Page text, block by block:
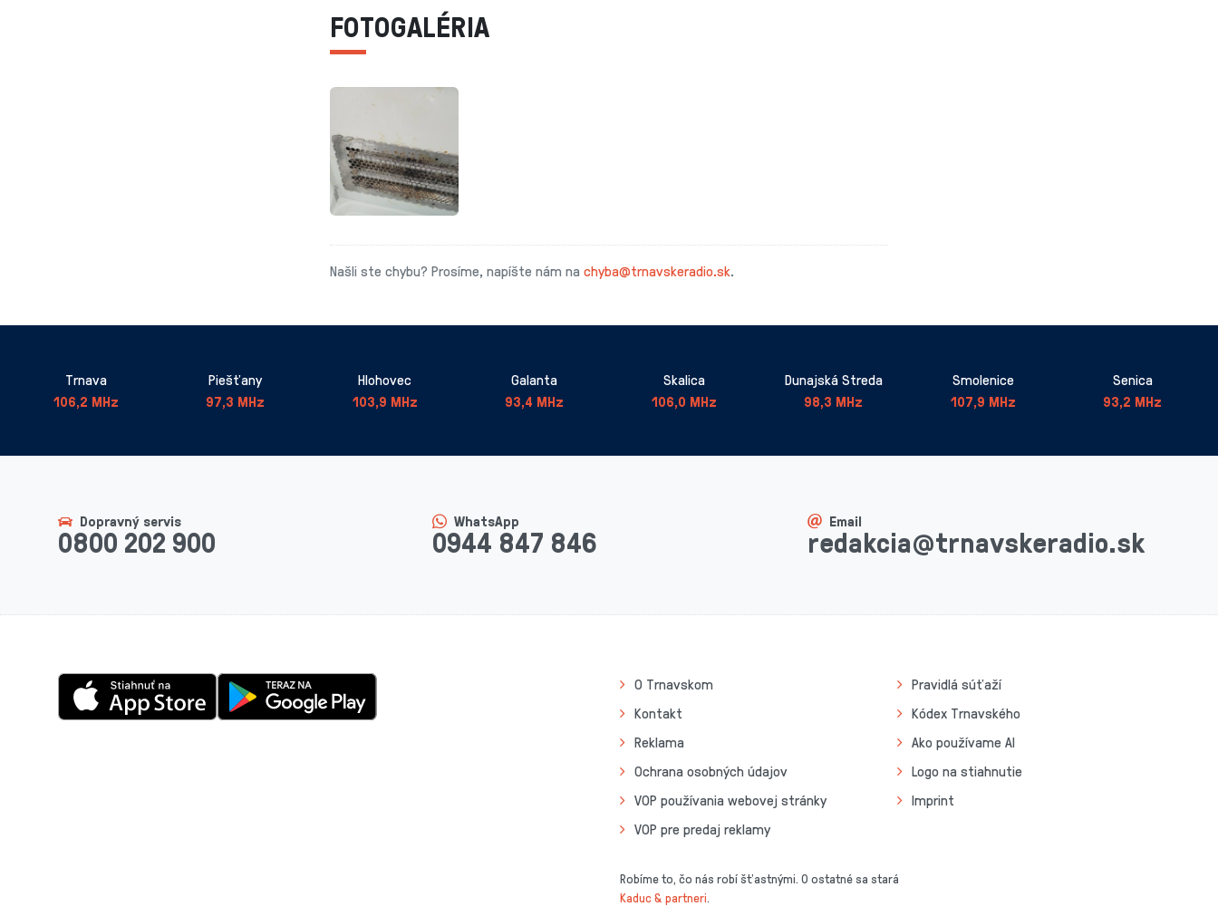
FOTOGALÉRIA
Našli ste chybu? Prosíme, napíšte nám na chyba@trnavskeradio.sk.
Trnava
106,2 MHz
Piešťany
97,3 MHz
Hlohovec
103,9 MHz
Galanta
93,4 MHz
Skalica
106,0 MHz
Dunajská Streda
98,3 MHz
Smolenice
107,9 MHz
Senica
93,2 MHz
Dopravný servis
0800 202 900
WhatsApp
0944 847 846
Email
redakcia@trnavskeradio.sk
O Trnavskom
Kontakt
Reklama
Ochrana osobných údajov
VOP používania webovej stránky
VOP pre predaj reklamy
Pravidlá súťaží
Kódex Trnavského
Ako používame AI
Logo na stiahnutie
Imprint
Robíme to, čo nás robí šťastnými. O ostatné sa stará
Kaduc & partneri.